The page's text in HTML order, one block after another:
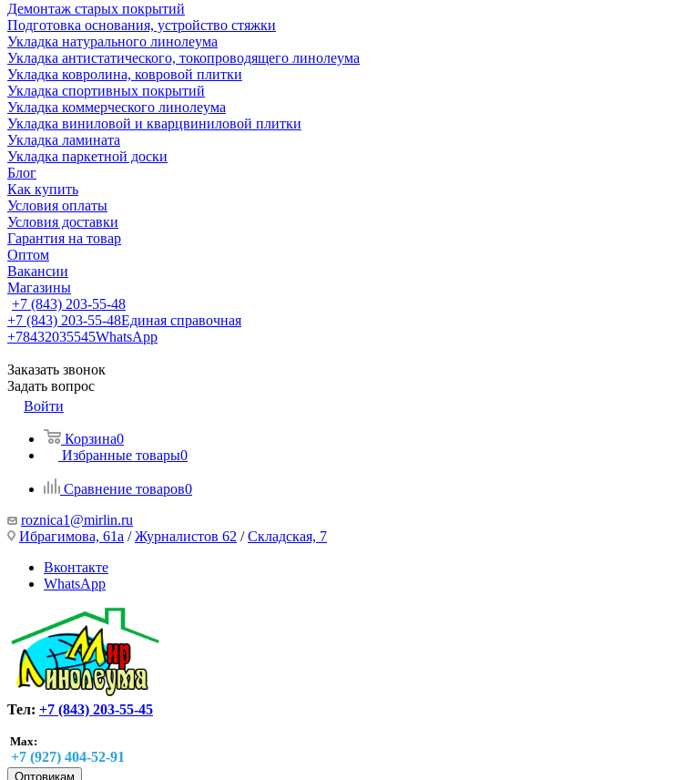
Демонтаж старых покрытий
Подготовка основания, устройство стяжки
Укладка натурального линолеума
Укладка антистатического, токопроводящего линолеума
Укладка ковролина, ковровой плитки
Укладка спортивных покрытий
Укладка коммерческого линолеума
Укладка виниловой и кварцвиниловой плитки
Укладка ламината
Укладка паркетной доски
Блог
Как купить
Условия оплаты
Условия доставки
Гарантия на товар
Оптом
Вакансии
Магазины
+7 (843) 203-55-48
+7 (843) 203-55-48Единая справочная
+78432035545WhatsApp
Заказать звонок
Задать вопрос
Войти
Корзина0
Избранные товары0
Сравнение товаров0
roznica1@mirlin.ru
Ибрагимова, 61а /Журналистов 62 /Складская, 7
Вконтакте
WhatsApp
Тел: +7 (843) 203-55-45
Max:
+7 (927) 404-52-91
Оптовикам